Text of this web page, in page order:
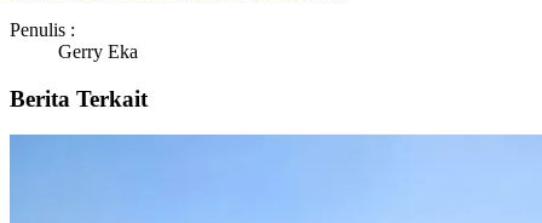
Penulis :
Gerry Eka
Berita Terkait